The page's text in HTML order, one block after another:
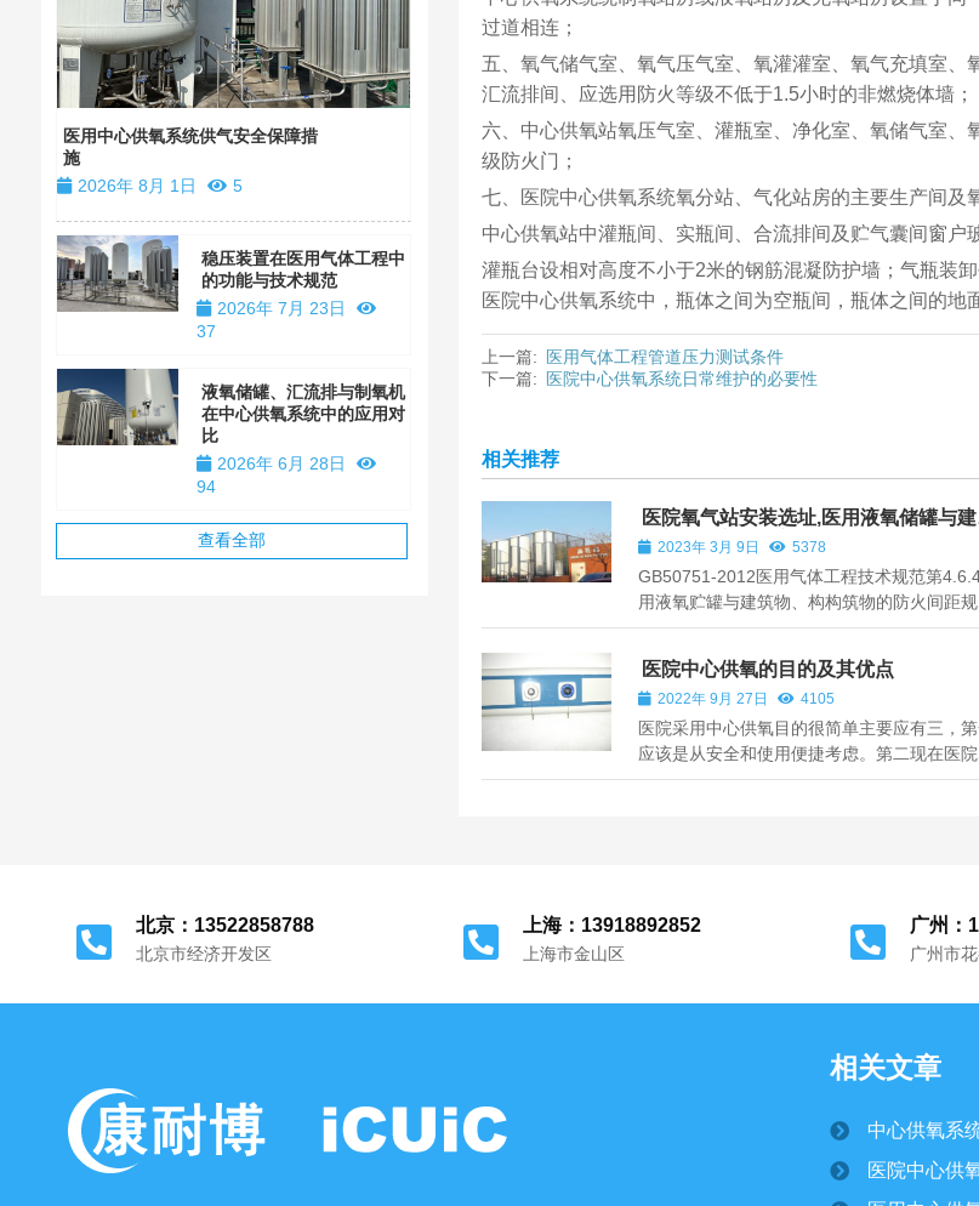
过道相连；
五、氧气储气室、氧气压气室、氧灌灌室、氧气充填室
汇流排间、应选用防火等级不低于1.5小时的非燃烧体墙；
六、中心供氧站氧压气室、灌瓶室、净化室、氧储气室
级防火门；
七、医院中心供氧系统氧分站、气化站房的主要生产间及
中心供氧站中灌瓶间、实瓶间、合流排间及贮气囊间窗户
灌瓶台设相对高度不小于2米的钢筋混凝防护墙；气瓶装
医院中心供氧系统中，瓶体之间为空瓶间，瓶体之间的地
上一篇:
医用气体工程管道压力测试条件
下一篇:
医院中心供氧系统日常维护的必要性
相关推荐
医院氧气站安装选址,医用液氧储罐与
物之间的安全距离
2023年 3月 9日 5378
GB50751-2012医用气体工程技术规范第
用液氧贮罐与建筑物、构构筑物的防火间距规
定：医疗卫生机构液氧贮罐处的实体围墙高
罐与实体围墙的间距不应小于1m；围墙外为建
物、构筑物时，贮罐与实体围墙的间距不应小
医院中心供氧的目的及其优点
2022年 9月 27日 4105
医院采用中心供氧目的很简单主要应有三，
应该是从安全和使用便捷考虑。第二现在医院
设装修越来高档，再推氧气瓶进病房也好看
医用中心供氧系统供气安全保障措
施
2026年 8月 1日
5
稳压装置在医用气体工程中
的功能与技术规范
2026年 7月 23日
37
液氧储罐、汇流排与制氧机
在中心供氧系统中的应用对
比
2026年 6月 28日
94
查看全部
2026年 1月 17日
陕西西安红会医院医用气体
工程安装
2026年 1月 14日
2966
浙江省金华市人民医院中心
供氧系统设备安装
北京：13522858788
北京市经济开发区
上海：13918892852
上海市金山区
广州：
广州市
相关文章
中心供氧系
医院中心供